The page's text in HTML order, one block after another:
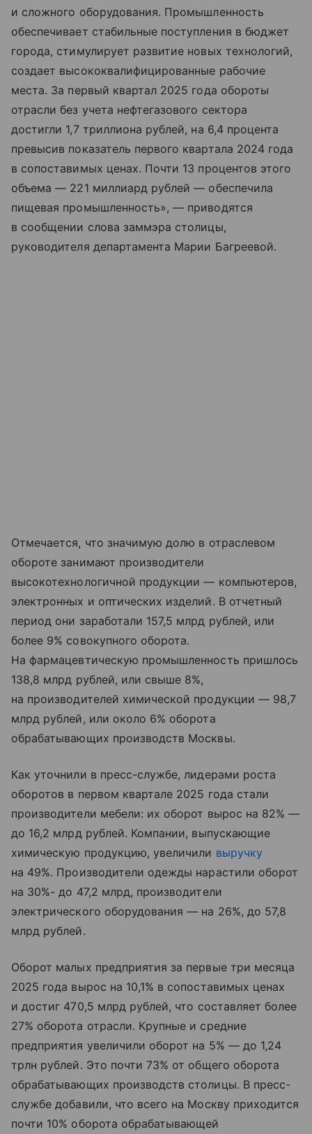
и сложного оборудования. Промышленность
обеспечивает стабильные поступления в бюджет
города, стимулирует развитие новых технологий,
создает высококвалифицированные рабочие
места. За первый квартал 2025 года обороты
отрасли без учета нефтегазового сектора
достигли 1,7 триллиона рублей, на 6,4 процента
превысив показатель первого квартала 2024 года
в сопоставимых ценах. Почти 13 процентов этого
объема — 221 миллиард рублей — обеспечила
пищевая промышленность», — приводятся
в сообщении слова заммэра столицы,
руководителя департамента Марии Багреевой.
Отмечается, что значимую долю в отраслевом
обороте занимают производители
высокотехнологичной продукции — компьютеров,
электронных и оптических изделий. В отчетный
период они заработали 157,5 млрд рублей, или
более 9% совокупного оборота.
На фармацевтическую промышленность пришлось
138,8 млрд рублей, или свыше 8%,
на производителей химической продукции — 98,7
млрд рублей, или около 6% оборота
обрабатывающих производств Москвы.
Как уточнили в пресс-службе, лидерами роста
оборотов в первом квартале 2025 года стали
производители мебели: их оборот вырос на 82% —
до 16,2 млрд рублей. Компании, выпускающие
химическую продукцию, увеличили выручку
на 49%. Производители одежды нарастили оборот
на 30%- до 47,2 млрд, производители
электрического оборудования — на 26%, до 57,8
млрд рублей.
Оборот малых предприятия за первые три месяца
2025 года вырос на 10,1% в сопоставимых ценах
и достиг 470,5 млрд рублей, что составляет более
27% оборота отрасли. Крупные и средние
предприятия увеличили оборот на 5% — до 1,24
трлн рублей. Это почти 73% от общего оборота
обрабатывающих производств столицы. В пресс-
службе добавили, что всего на Москву приходится
почти 10% оборота обрабатывающей